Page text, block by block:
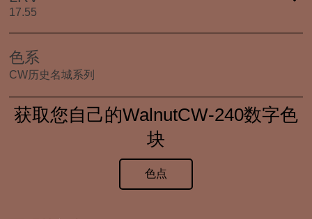
17.55
色系
CW历史名城系列
获取您自己的WalnutCW-240数字色
块
色点